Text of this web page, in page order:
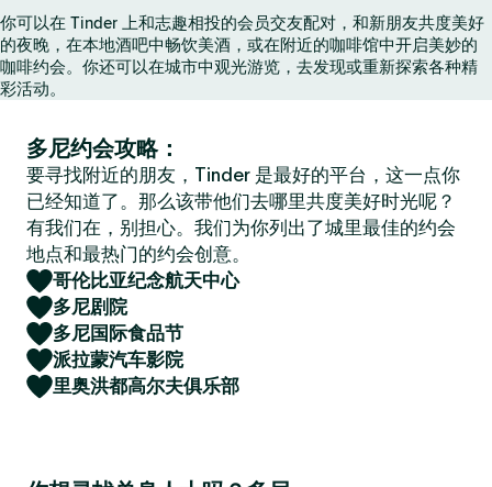
你可以在 Tinder 上和志趣相投的会员交友配对，和新朋友共度美好
的夜晚，在本地酒吧中畅饮美酒，或在附近的咖啡馆中开启美妙的
咖啡约会。你还可以在城市中观光游览，去发现或重新探索各种精
彩活动。
多尼约会攻略：
要寻找附近的朋友，Tinder 是最好的平台，这一点你
已经知道了。那么该带他们去哪里共度美好时光呢？
有我们在，别担心。我们为你列出了城里最佳的约会
地点和最热门的约会创意。
哥伦比亚纪念航天中心
多尼剧院
多尼国际食品节
派拉蒙汽车影院
里奥洪都高尔夫俱乐部